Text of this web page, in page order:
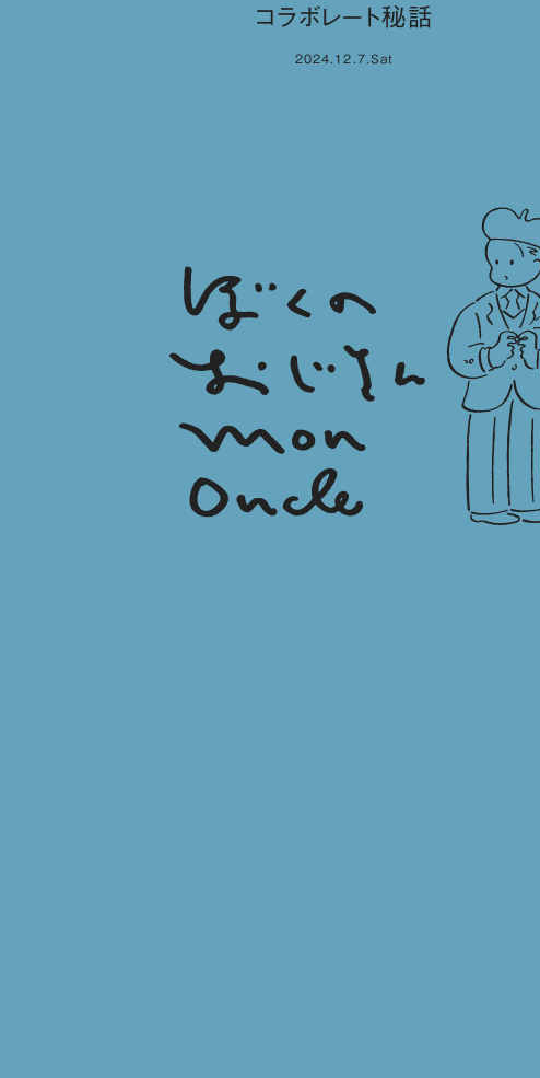
コラボレート秘話
2024.12.7.Sat